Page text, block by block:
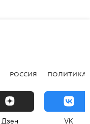
РОССИЯ ПОЛИТИКА
Дзен VK